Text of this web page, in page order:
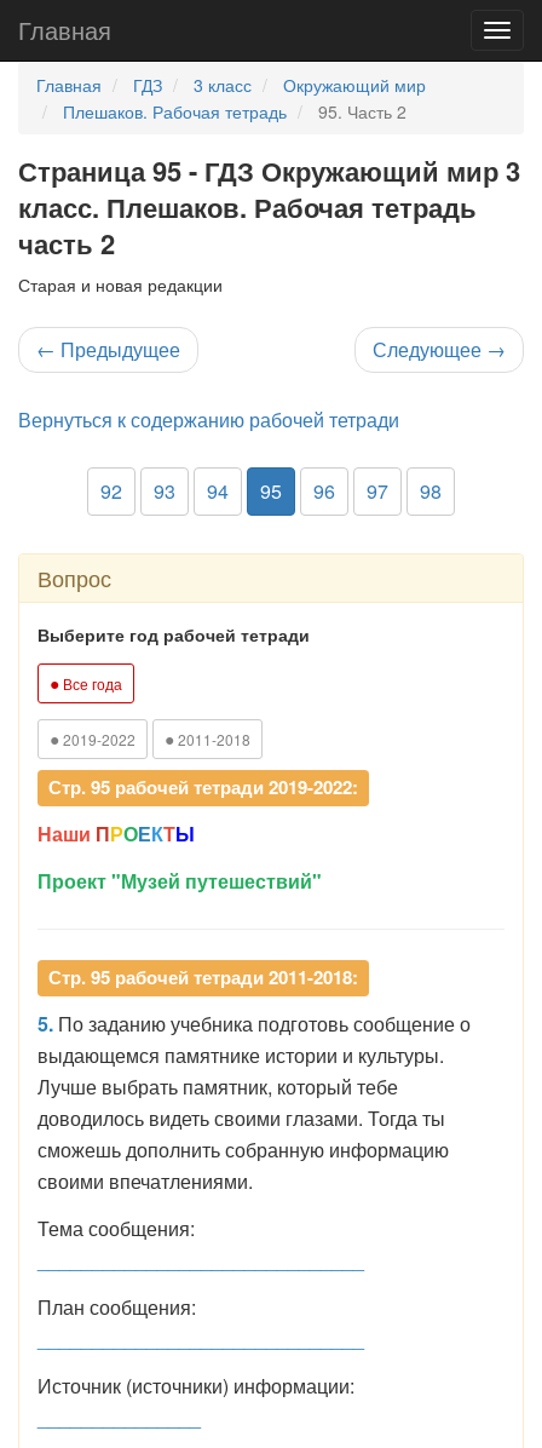
Главная
Главная ГДЗ 3 класс
Окружающий мир
Плешаков. Рабочая тетрадь
95. Часть 2
Страница 95 - ГДЗ Окружающий мир 3
класс. Плешаков. Рабочая тетрадь
часть 2
Старая и новая редакции
← Предыдущее Следующее →
Вернуться к содержанию рабочей тетради
92 93 94 95 96 97 98
Вопрос
Выберите год рабочей тетради
● Все года
● 2019-2022 ● 2011-2018
Стр. 95 рабочей тетради 2019-2022:
Наши ПРОЕКТЫ
Проект "Музей путешествий"
Стр. 95 рабочей тетради 2011-2018:
5. По заданию учебника подготовь сообщение о
выдающемся памятнике истории и культуры.
Лучше выбрать памятник, который тебе
доводилось видеть своими глазами. Тогда ты
сможешь дополнить собранную информацию
своими впечатлениями.
Тема сообщения:
План сообщения:
Источник (источники) информации: